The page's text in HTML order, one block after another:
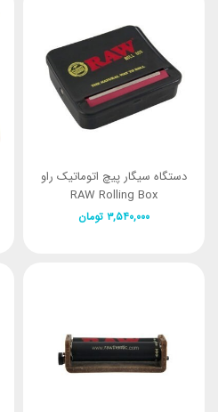
دستگاه سیگار پیچ اتوماتیک راو
RAW Rolling Box
تومان ۳,۵۴۰,۰۰۰